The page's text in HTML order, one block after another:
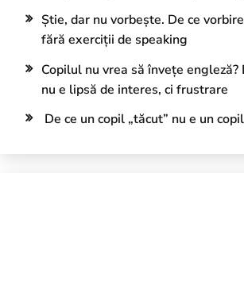
Știe, dar nu vorbește. De ce
fără exerciții de speaking
Copilul nu vrea să învețe
nu e lipsă de interes, ci frustrare
De ce un copil „tăcut” nu e un